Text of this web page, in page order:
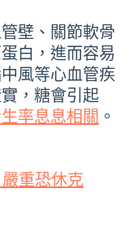
壁、關節軟骨
白，進而容易
風等心血管疾
，糖會引起
率息息相關 。
重恐休克